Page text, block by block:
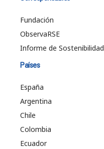
Fundación
ObservaRSE
Informe de Sostenibilidad
Países
España
Argentina
Chile
Colombia
Ecuador